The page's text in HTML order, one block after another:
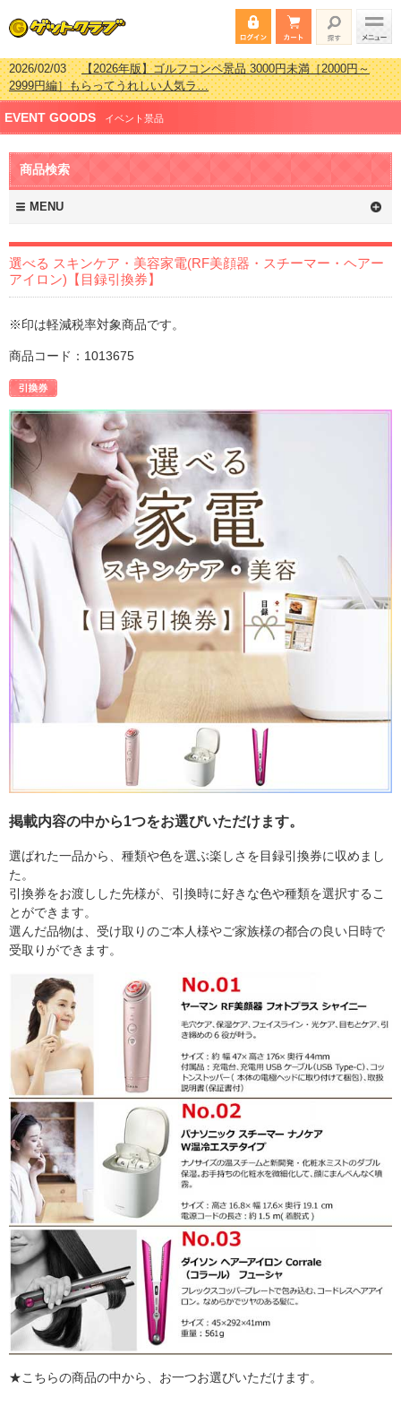
2026/02/03【2026年版】ゴルフコンペ景品 3000円未満［2000円～
2026/07/15【2026年版】ビンゴゲーム景品おすすめ金額別人気ランキ
ング 更新しました！
2026/04/03【2026年版】ゴルフコンペ景品 3000円未満［2000円～
2999円編］もらってうれしい人気ラ…
2026/02/16【2026年版】結婚式の二次会で貰って嬉しい景品とは？ 更
新しました！
EVENT GOODS イベント景品
商品検索
MENU
選べる スキンケア・美容家電(RF美顔器・スチーマー・ヘアー
アイロン)【目録引換券】
※印は軽減税率対象商品です。
商品コード：1013675
掲載内容の中から1つをお選びいただけます。
選ばれた一品から、種類や色を選ぶ楽しさを目録引換券に収めまし
た。
引換券をお渡しした先様が、引換時に好きな色や種類を選択するこ
とができます。
選んだ品物は、受け取りのご本人様やご家族様の都合の良い日時で
受取りができます。
★こちらの商品の中から、お一つお選びいただけます。